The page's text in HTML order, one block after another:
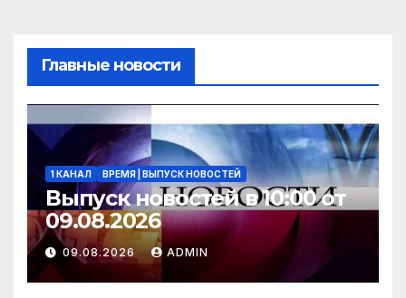
Главные новости
1 КАНАЛ ВРЕМЯ | ВЫПУСК НОВОСТЕЙ
Выпуск новостей в 10:00 от
09.08.2026
09.08.2026 ADMIN